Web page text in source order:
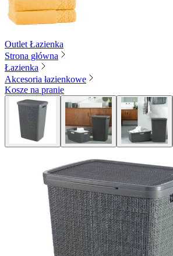
Outlet Łazienka
Strona główna
Łazienka
Akcesoria łazienkowe
Kosze na pranie